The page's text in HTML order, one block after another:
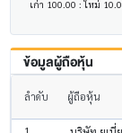
เก่า 100.00 : ใหม่
ข้อมูลผู้ถือหุ้น
ลำดับ ผู้ถือหุ้น
1